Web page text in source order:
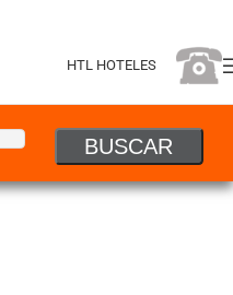
HTL HOTELES